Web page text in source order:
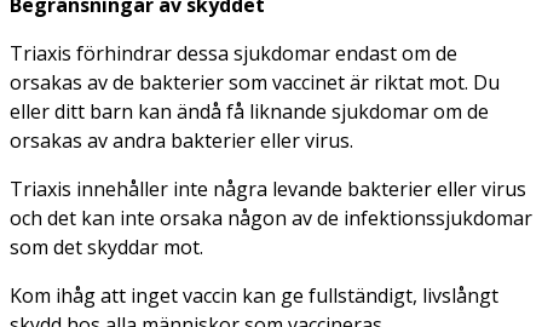
Triaxis förhindrar dessa sjukdomar endast om de
orsakas av de bakterier som vaccinet är riktat mot. Du
eller ditt barn kan ändå få liknande sjukdomar om de
orsakas av andra bakterier eller virus.
Triaxis innehåller inte några levande bakterier eller virus
och det kan inte orsaka någon av de infektionssjukdomar
som det skyddar mot.
Kom ihåg att inget vaccin kan ge fullständigt, livslångt